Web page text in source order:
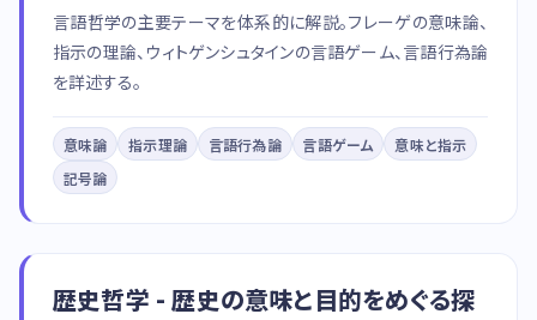
言語哲学の主要テーマを体系的に解説。フレーゲの意味論、
指示の理論、ウィトゲンシュタインの言語ゲーム、言語行為論
を詳述する。
意味論 指示理論 言語行為論 言語ゲーム
意味と指示
記号論
歴史哲学 - 歴史の意味と目的をめぐる探